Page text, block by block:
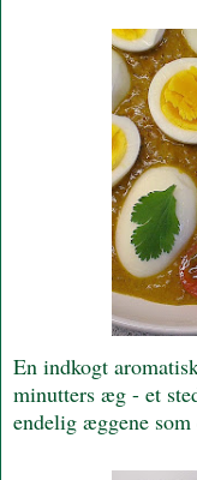
En indkogt
minutters æg - et
endelig æggene